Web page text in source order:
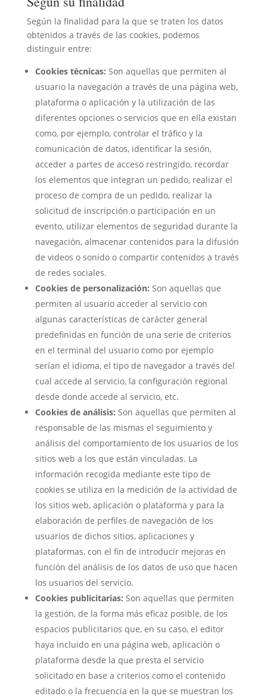
Según la finalidad para la que se traten los datos
obtenidos a través de las cookies, podemos
distinguir entre:
Cookies técnicas: Son aquellas que permiten al
usuario la navegación a través de una página web,
plataforma o aplicación y la utilización de las
diferentes opciones o servicios que en ella existan
como, por ejemplo, controlar el tráfico y la
comunicación de datos, identificar la sesión,
acceder a partes de acceso restringido, recordar
los elementos que integran un pedido, realizar el
proceso de compra de un pedido, realizar la
solicitud de inscripción o participación en un
evento, utilizar elementos de seguridad durante la
navegación, almacenar contenidos para la difusión
de videos o sonido o compartir contenidos a través
de redes sociales.
Cookies de personalización: Son aquellas que
permiten al usuario acceder al servicio con
algunas características de carácter general
predefinidas en función de una serie de criterios
en el terminal del usuario como por ejemplo
serían el idioma, el tipo de navegador a través del
cual accede al servicio, la configuración regional
desde donde accede al servicio, etc.
Cookies de análisis: Son aquellas que permiten al
responsable de las mismas el seguimiento y
análisis del comportamiento de los usuarios de los
sitios web a los que están vinculadas. La
información recogida mediante este tipo de
cookies se utiliza en la medición de la actividad de
los sitios web, aplicación o plataforma y para la
elaboración de perfiles de navegación de los
usuarios de dichos sitios, aplicaciones y
plataformas, con el fin de introducir mejoras en
función del análisis de los datos de uso que hacen
los usuarios del servicio.
Cookies publicitarias: Son aquellas que permiten
la gestión, de la forma más eficaz posible, de los
espacios publicitarios que, en su caso, el editor
haya incluido en una página web, aplicación o
plataforma desde la que presta el servicio
solicitado en base a criterios como el contenido
editado o la frecuencia en la que se muestran los